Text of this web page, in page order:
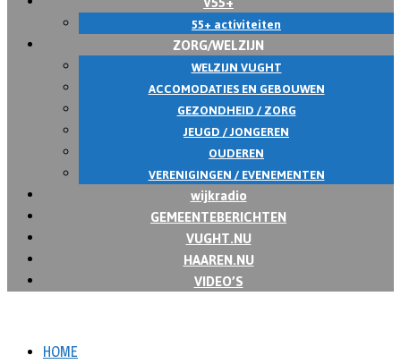
55+ activiteiten
ZORG/WELZIJN
WELZIJN VUGHT
ACCOMODATIES EN GEBOUWEN
GEZONDHEID / ZORG
JEUGD / JONGEREN
OUDEREN
VERENIGINGEN / EVENEMENTEN
wijkradio
GEMEENTEBERICHTEN
VUGHT.NU
HAAREN.NU
VIDEO’S
HOME